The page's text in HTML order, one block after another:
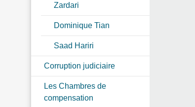
Zardari
Dominique Tian
Saad Hariri
Corruption judiciaire
Les Chambres de
compensation